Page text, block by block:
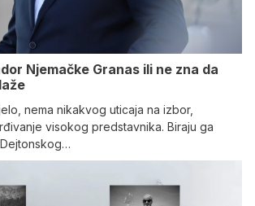
Njemačke Granas ili ne zna da
nema nikakvog uticaja na izbor,
visokog predstavnika. Biraju ga